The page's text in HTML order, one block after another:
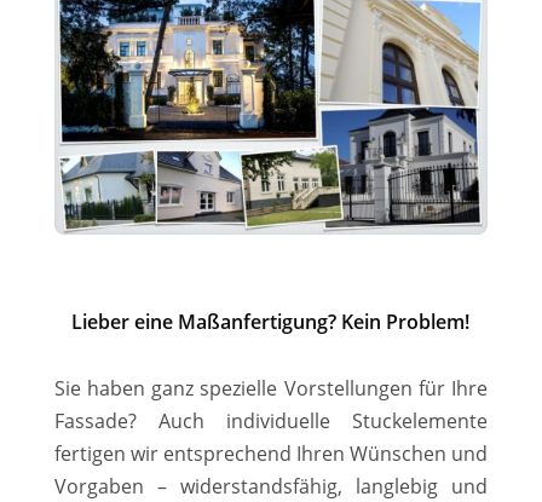
Lieber eine Maßanfertigung? Kein Problem!
Sie haben ganz spezielle Vorstellungen für Ihre
Fassade? Auch individuelle Stuckelemente
fertigen wir entsprechend Ihren Wünschen und
Vorgaben – widerstandsfähig, langlebig und